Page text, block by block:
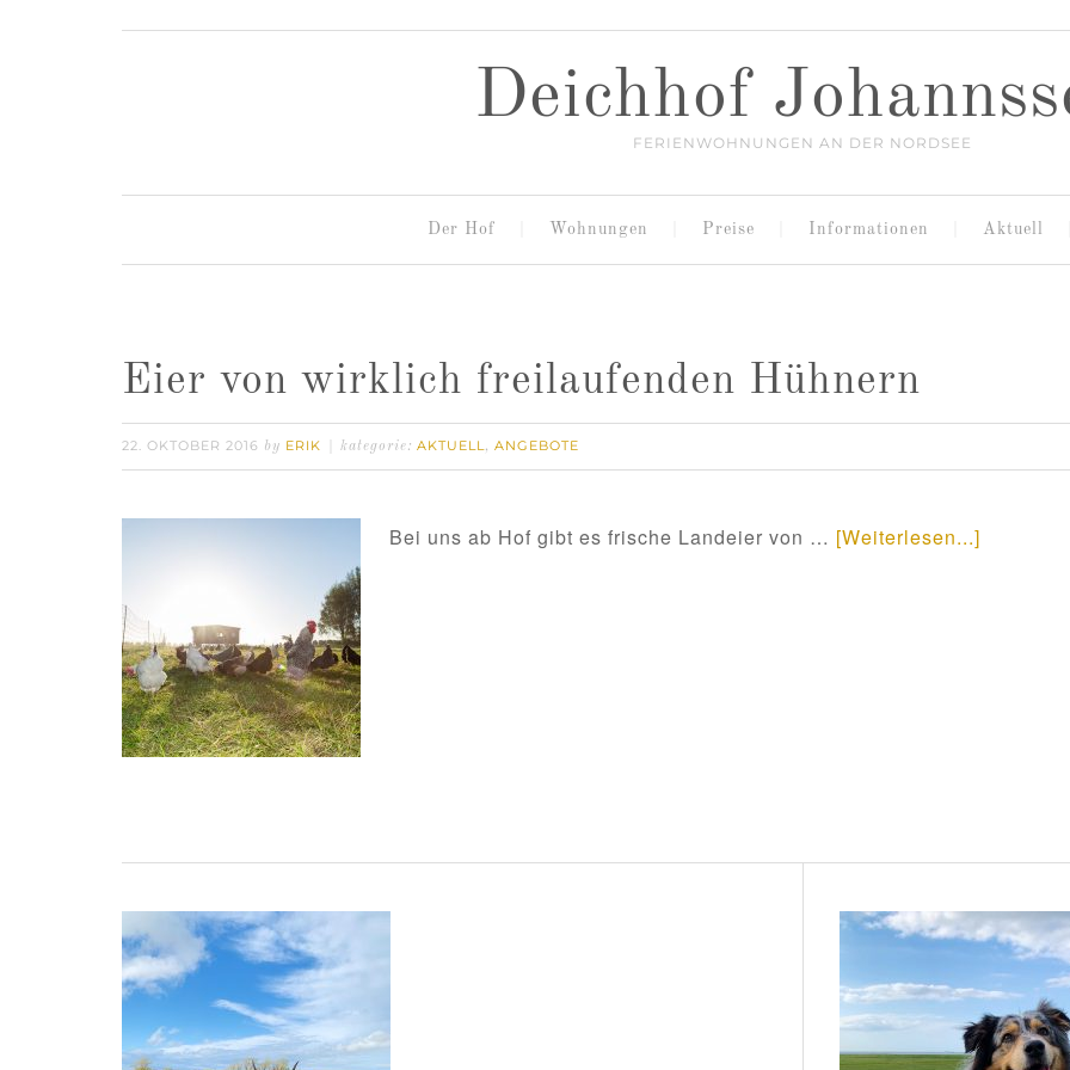
Deichhof
FERIENWOHNUNGEN AN DER NORDSEE
Der Hof Wohnungen Preise Informationen Aktuell
Eier von wirklich freilaufenden Hühnern
22. OKTOBER 2016 by ERIK kategorie: AKTUELL, ANGEBOTE
Bei uns ab Hof gibt es frische Landeier von … [Weiterlesen...]